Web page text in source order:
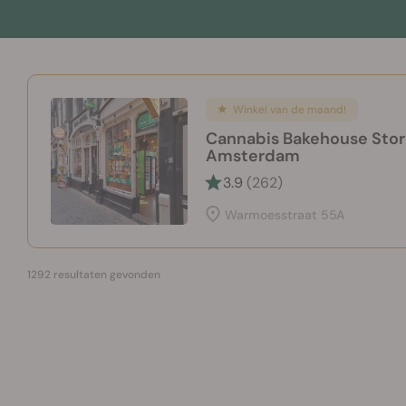
Winkel van de maand!
Cannabis Bakehouse
Amsterdam
3.9 (262)
Warmoesstraat 55A
1292 resultaten gevonden